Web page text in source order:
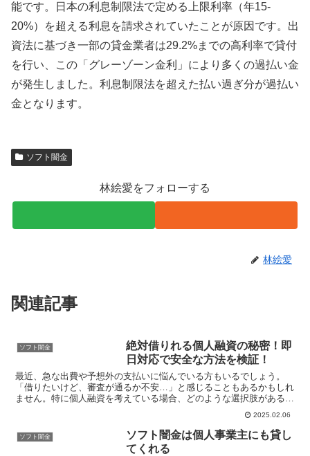
能です。日本の利息制限法で定める上限利率（年15-
20%）を超える利息を請求されていたことが原因です。出
資法に基づき一部の貸金業者は29.2%までの高利率で貸付
を行い、この「グレーゾーン金利」により多くの過払い金
が発生しました。利息制限法を超えた払い過ぎ分が過払い
金となります。
ソフト闇金
林絵愛をフォローする
林絵愛
関連記事
ソフト闇金
絶対借りれる個人融資の秘密！即
日対応で安全な方法を検証！
最近、急な出費や予想外の支払いに悩んでいる方もいるでしょう。
「借りたいけど、審査が通るか不安…」と感じることもあるかもしれ
ません。特に個人融資を考えている場合、どのような選択肢があるの
か、そして本当に借りられるのかが気になるところです。個人...2025.02.06
ソフト闇金
ソフト闇金は個人事業主にも貸し
てくれる